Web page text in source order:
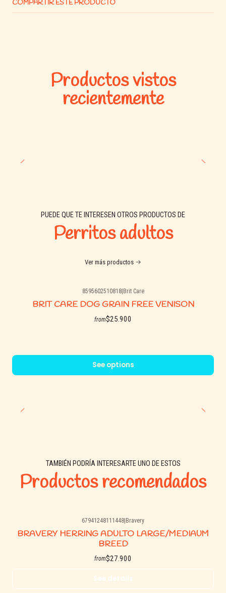
COMPARTIR ESTE PRODUCTO
Productos vistos
recientemente
PUEDE QUE TE INTERESEN OTROS PRODUCTOS DE
Perritos adultos
Ver más productos
8595602510818| Brit Care
BRIT CARE DOG GRAIN FREE VENISON
from$25.900
See options
TAMBIÉN PODRÍA INTERESARTE UNO DE ESTOS
Productos recomendados
67941248111448|Bravery
BRAVERY HERRING ADULTO LARGE/MEDIAUM
BREED
from$27.900
See details